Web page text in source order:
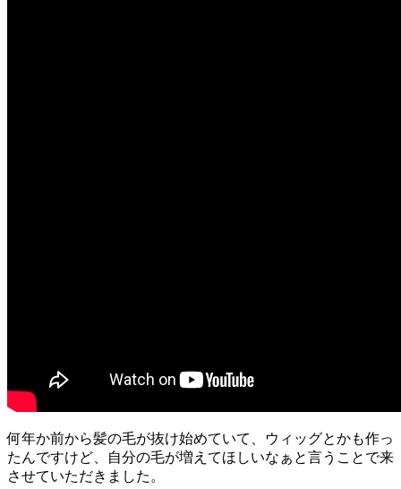
何年か前から髪の毛が抜け始めていて、ウィッグとかも作っ
たんですけど、自分の毛が増えてほしいなぁと言うことで来
させていただきました。